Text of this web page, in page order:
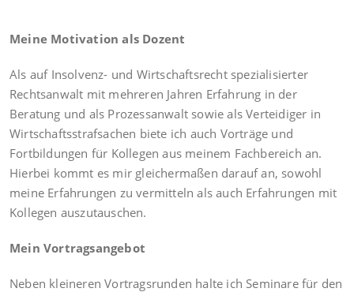
Meine Motivation als Dozent
Als auf Insolvenz- und Wirtschaftsrecht spezialisierter
Rechtsanwalt mit mehreren Jahren Erfahrung in der
Beratung und als Prozessanwalt sowie als Verteidiger in
Wirtschaftsstrafsachen biete ich auch Vorträge und
Fortbildungen für Kollegen aus meinem Fachbereich an.
Hierbei kommt es mir gleichermaßen darauf an, sowohl
meine Erfahrungen zu vermitteln als auch Erfahrungen mit
Kollegen auszutauschen.
Mein Vortragsangebot
Neben kleineren Vortragsrunden halte ich Seminare für den